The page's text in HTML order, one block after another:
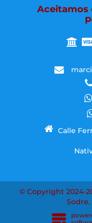
Aceitamos
Calle
© Copyright 2024-